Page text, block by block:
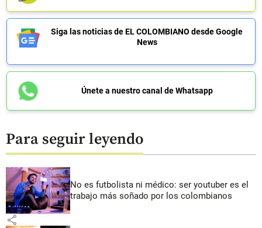
Siga las noticias de EL COLOMBIANO desde Google
News
Únete a nuestro canal de Whatsapp
Para seguir leyendo
No es futbolista ni médico: ser youtuber es el
trabajo más soñado por los colombianos
share